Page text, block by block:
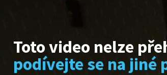
Toto video nelze
podívejte se na jiné